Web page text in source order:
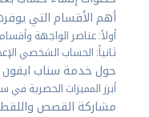
أهم الأقسام التي
أولاً: عناصر الواجهة
ثانياً: الحساب الشخصي
حول خدمة سناب ايفون
أبرز المميزات الحصرية في
مشاركة القصص